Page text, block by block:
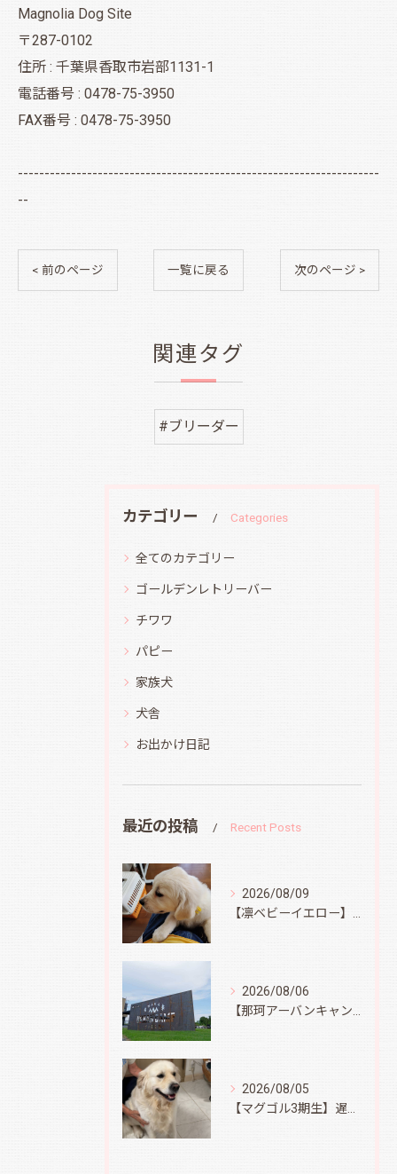
Magnolia Dog Site
〒287-0102
住所 : 千葉県香取市岩部1131-1
電話番号 : 0478-75-3950
FAX番号 : 0478-75-3950
--------------------------------------------------------------------
--
< 前のページ 一覧に戻る 次のページ >
関連タグ
#ブリーダー
カテゴリー Categories
全てのカテゴリー
ゴールデンレトリーバー
チワワ
パピー
家族犬
犬舎
お出かけ日記
最近の投稿 Recent Posts
2026/08/09
2026/08/06
2026/08/05